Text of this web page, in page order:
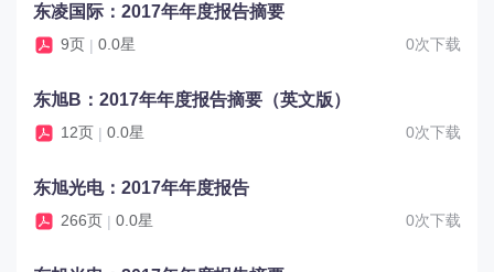
东凌国际：2017年年度报告摘要
9页 | 0.0星 0次下载
东旭B：2017年年度报告摘要（英文版）
12页 | 0.0星 0次下载
东旭光电：2017年年度报告
266页 | 0.0星 0次下载